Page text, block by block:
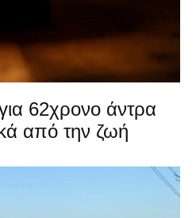
62χρονο άντρα
από την ζωή